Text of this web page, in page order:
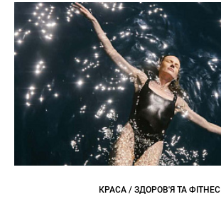
КРАСА / ЗДОРОВ'Я ТА ФІТНЕС